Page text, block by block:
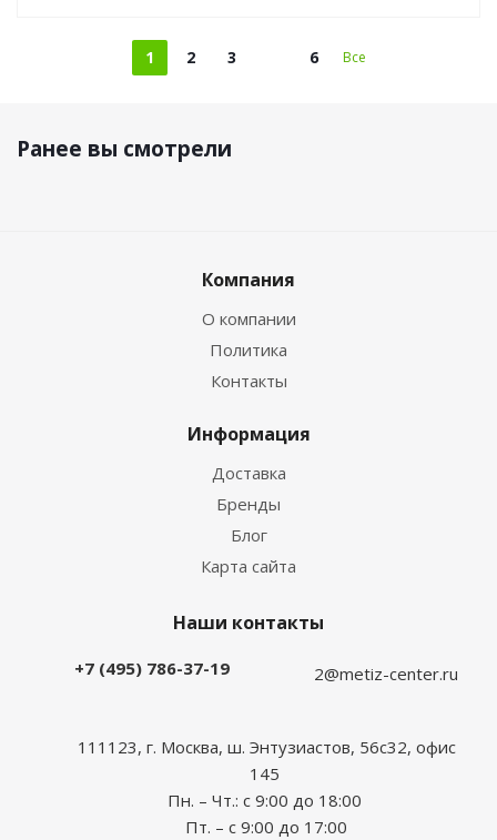
1 2 3 6 Все
Ранее вы смотрели
Компания
О компании
Политика
Контакты
Информация
Доставка
Бренды
Блог
Карта сайта
Наши контакты
+7 (495) 786-37-19 2@metiz-center.ru
111123, г. Москва, ш. Энтузиастов, 56с32, офис
145
Пн. – Чт.: с 9:00 до 18:00
Пт. – с 9:00 до 17:00